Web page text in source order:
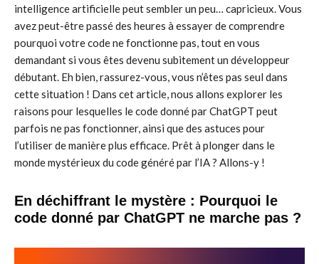
intelligence artificielle peut sembler un peu… capricieux. Vous
avez peut-être passé des heures à essayer de comprendre
pourquoi votre code ne fonctionne pas, tout en vous
demandant si vous êtes devenu subitement un développeur
débutant. Eh bien, rassurez-vous, vous n’êtes pas seul dans
cette situation ! Dans cet article, nous allons explorer les
raisons pour lesquelles le code donné par ChatGPT peut
parfois ne pas fonctionner, ainsi que des astuces pour
l’utiliser de manière plus efficace. Prêt à plonger dans le
monde mystérieux du code généré par l’IA ? Allons-y !
En déchiffrant le mystère : Pourquoi le
code donné par ChatGPT ne marche pas ?